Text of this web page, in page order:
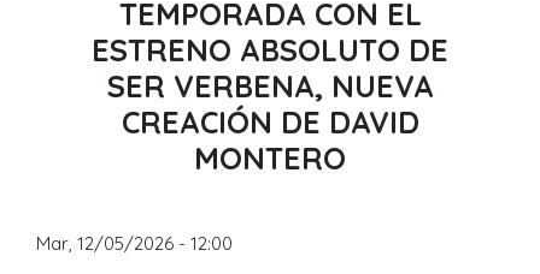
TEMPORADA CON EL
ESTRENO ABSOLUTO DE
SER VERBENA, NUEVA
CREACIÓN DE DAVID
MONTERO
Mar, 12/05/2026 - 12:00